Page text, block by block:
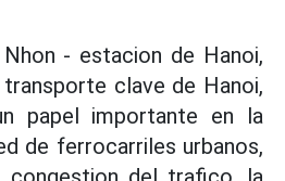
- estacion de Hanoi,
clave de Hanoi,
papel importante en la
de ferrocarriles urbanos,